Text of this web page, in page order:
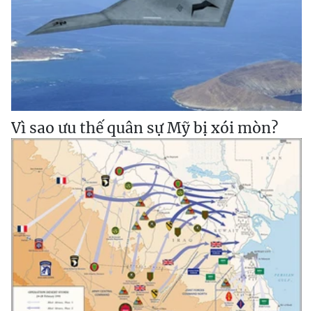
Vì sao ưu thế quân sự Mỹ bị xói mòn?